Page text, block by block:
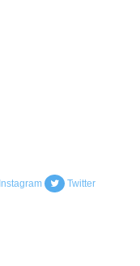
Instagram Twitter